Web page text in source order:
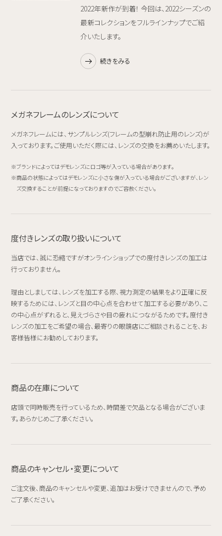
2022年新作が到着！ 今回は、2022シーズンの
最新コレクションをフルラインナップでご紹
介いたします。
続きをみる
メガネフレームのレンズについて
メガネフレームには、サンプルレンズ(フレームの型崩れ防止用のレンズ)が
入っております。ご使用いただく際には、レンズの交換をお薦めいたします。
ブランドによってはデモレンズにロゴ等が入っている場合があります。
商品の状態によってはデモレンズに小さな傷が入っている場合がございますが、レン
ズ交換することが前提になっておりますのでご容赦ください。
度付きレンズの取り扱いについて
当店では、誠に恐縮ですがオンラインショップでの度付きレンズの加工は
行っておりません。
理由としましては、レンズを加工する際、視力測定の結果をより正確に反
映するためには、レンズと目の中心点を合わせて加工する必要があり、こ
の中心点がずれると、見えづらさや目の疲れにつながるためです。度付き
レンズの加工をご希望の場合、最寄りの眼鏡店にご相談されることを、お
客様皆様にお勧めしております。
商品の在庫について
店頭で同時販売を行っているため、時間差で欠品となる場合がございま
す。あらかじめご了承ください。
商品のキャンセル・変更について
ご注文後、商品のキャンセルや変更、追加はお受けできませんので、予め
ご了承ください。